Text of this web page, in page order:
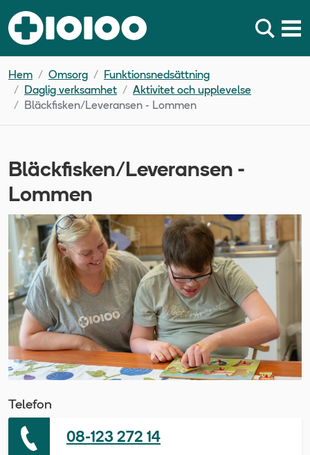
Hem Omsorg
Funktionsnedsättning
Daglig verksamhet
Aktivitet och upplevelse
Bläckfisken/Leveransen - Lommen
Bläckfisken/Leveransen -
Lommen
Telefon
08-123 272 14